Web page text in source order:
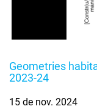
Geometries
2023-24
15 de nov. 2024